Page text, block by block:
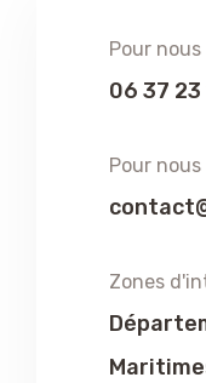
Pour
06 37 23
Pour
Zones